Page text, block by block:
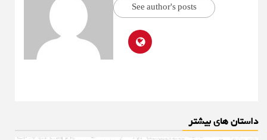
See author's posts
داستان های بیشتر